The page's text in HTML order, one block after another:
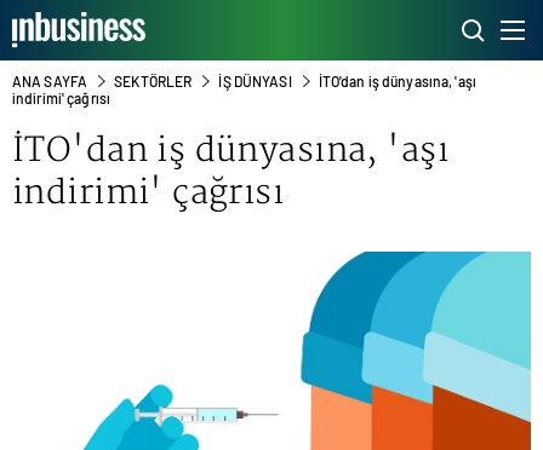
ANA SAYFA SEKTÖRLER İŞ DÜNYASI
İTO'dan iş dünyasına, 'aşı
indirimi' çağrısı
İTO'dan iş dünyasına, 'aşı
indirimi' çağrısı